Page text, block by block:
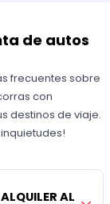
de autos
frecuentes sobre
con
destinos de viaje.
AL